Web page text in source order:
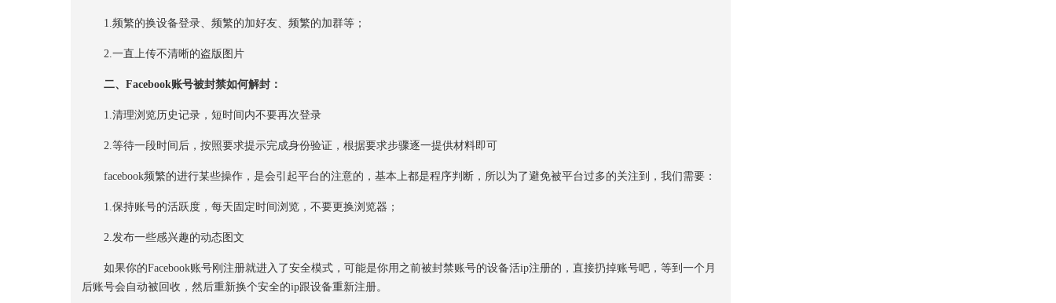
1.频繁的换设备登录、频繁的加好友、频繁的加群等；
2.一直上传不清晰的盗版图片
二、Facebook账号被封禁如何解封：
1.清理浏览历史记录，短时间内不要再次登录
2.等待一段时间后，按照要求提示完成身份验证，根据要求步骤逐一提供材料即可
facebook频繁的进行某些操作，是会引起平台的注意的，基本上都是程序判断，所以为了避免被平台过多的关注到，我们需要：
1.保持账号的活跃度，每天固定时间浏览，不要更换浏览器；
2.发布一些感兴趣的动态图文
如果你的Facebook账号刚注册就进入了安全模式，可能是你用之前被封禁账号的设备活ip注册的，直接扔掉账号吧，等到一个月
后账号会自动被回收，然后重新换个安全的ip跟设备重新注册。